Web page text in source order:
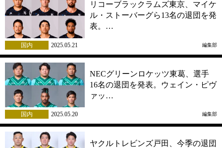
リコーブラックラムズ東京、マイケ
ル・ストーバーグら13名の退団を発
表。…
国内 2025.05.21 編集部
NECグリーンロケッツ東葛、選手
16名の退団を発表。ウェイン・ピヴ
ァッ…
国内 2025.05.20 編集部
ヤクルトレビンズ戸田、今季の退団